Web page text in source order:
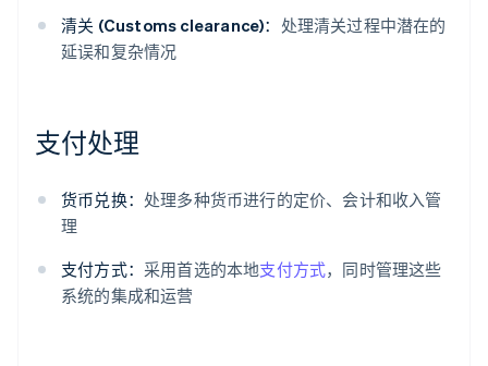
清关 (Customs clearance)： 处理清关过程中潜在的
延误和复杂情况
支付处理
货币兑换： 处理多种货币进行的定价、会计和收入管
理
支付方式： 采用首选的本地支付方式，同时管理这些
系统的集成和运营